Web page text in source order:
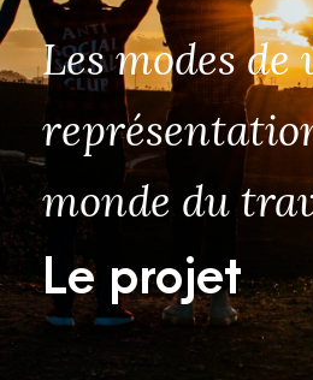
Les modes de
monde du
Le projet